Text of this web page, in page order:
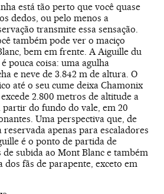
está tão perto que você quase
dedos, ou pelo menos a
transmite essa sensação.
também pode ver o maciço
bem em frente. A Aiguille du
pouca coisa: uma agulha
e neve de 3.842 m de altura. O
até o seu cume deixa Chamonix
2.800 metros de altitude a
partir do fundo do vale, em 20
Uma perspectiva que, de
apenas para escaladores
é o ponto de partida de
de subida ao Mont Blanc e também
fãs de parapente, exceto em